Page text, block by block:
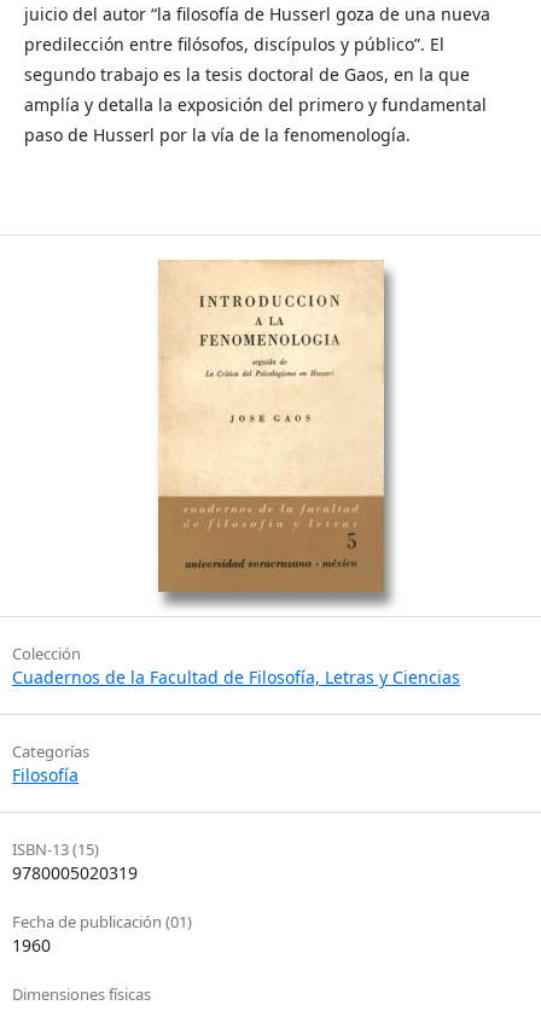
juicio del autor “la filosofía de Husserl goza de una nueva
predilección entre filósofos, discípulos y público”. El
segundo trabajo es la tesis doctoral de Gaos, en la que
amplía y detalla la exposición del primero y fundamental
paso de Husserl por la vía de la fenomenología.
Colección
Cuadernos de la Facultad de Filosofía, Letras y Ciencias
Categorías
Filosofía
ISBN-13 (15)
9780005020319
Fecha de publicación (01)
1960
Dimensiones físicas